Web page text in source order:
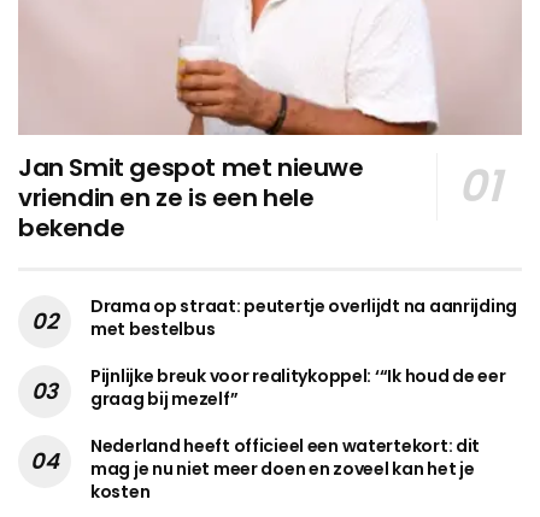
Jan Smit gespot met nieuwe
vriendin en ze is een hele
bekende
Drama op straat: peutertje overlijdt na aanrijding
met bestelbus
Pijnlijke breuk voor realitykoppel: ‘“Ik houd de eer
graag bij mezelf”
Nederland heeft officieel een watertekort: dit
mag je nu niet meer doen en zoveel kan het je
kosten